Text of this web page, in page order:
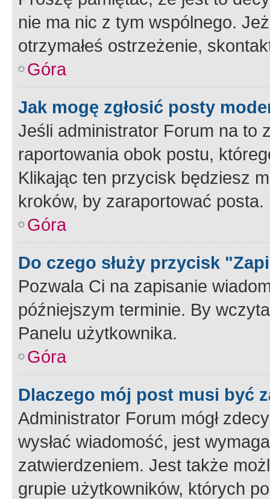
nie ma nic z tym wspólnego.
otrzymałeś ostrzeżenie,
Góra
Jak mogę zgłosić posty
Jeśli administrator Forum na to
raportowania obok postu,
Klikając ten przycisk będziesz
kroków, by zaraportować posta.
Góra
Do czego służy przycisk
Pozwala Ci na zapisanie
późniejszym terminie. By
Panelu użytkownika.
Góra
Dlaczego mój post musi być
Administrator Forum mógł
wysłać wiadomość, jest
zatwierdzeniem. Jest także
grupie użytkowników, których